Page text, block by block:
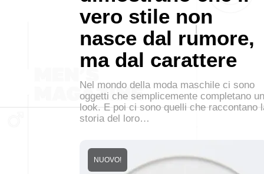
vero stile non
nasce dal rumore,
ma dal carattere
Nel mondo della moda maschile ci sono
oggetti che semplicemente completano un
look. E poi ci sono quelli che raccontano
storia del loro…
NUOVO!